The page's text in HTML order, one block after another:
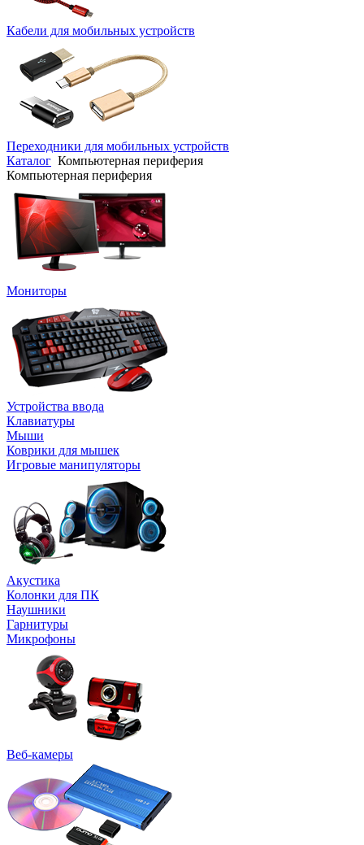
Кабели для мобильных устройств
Переходники для мобильных устройств
Каталог Компьютерная периферия
Компьютерная периферия
Мониторы
Устройства ввода
Клавиатуры
Мыши
Коврики для мышек
Игровые манипуляторы
Акустика
Колонки для ПК
Наушники
Гарнитуры
Микрофоны
Веб-камеры